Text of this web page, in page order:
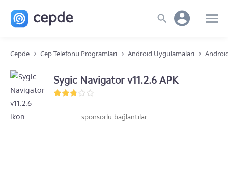
Cepde Cep Telefonu Programları Android Uygulamaları
Sygic Navigator v11.2.6 APK
sponsorlu bağlantılar